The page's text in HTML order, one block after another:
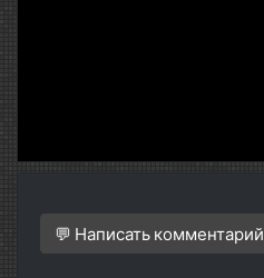
💬 Написать комментарий